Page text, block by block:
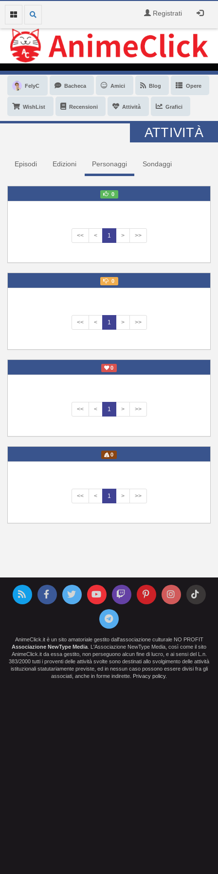
Registrati
FelyC Bacheca Amici Blog Opere
WishList Recensioni Attività Grafici
ATTIVITÀ
Episodi Edizioni Personaggi Sondaggi
0
<< < 1 > >>
0
<< < 1 > >>
0
<< < 1 > >>
0
<< < 1 > >>
AnimeClick.it è un sito amatoriale gestito dall'associazione culturale NO PROFIT
Associazione NewType Media . L'Associazione NewType Media, così come il sito
AnimeClick.it da essa gestito, non perseguono alcun fine di lucro, e ai sensi del L.n.
383/2000 tutti i proventi delle attività svolte sono destinati allo svolgimento delle attività
istituzionali statutariamente previste, ed in nessun caso possono essere divisi fra gli
associati, anche in forme indirette. Privacy policy.